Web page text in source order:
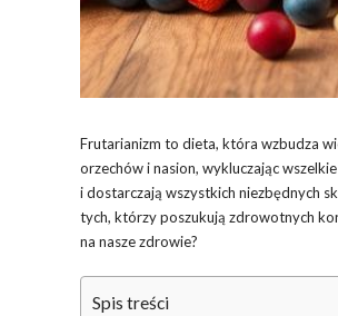
Frutarianizm to dieta, która wzbudza
orzechów i nasion, wykluczając
i dostarczają wszystkich niezbędnych
tych, którzy poszukują zdrowotnych
na nasze zdrowie?
Spis treści